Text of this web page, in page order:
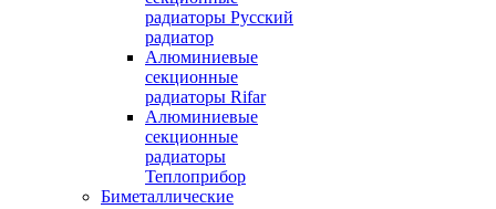
радиаторы Русский
радиатор
Алюминиевые
секционные
радиаторы Rifar
Алюминиевые
секционные
радиаторы
Теплоприбор
Биметаллические